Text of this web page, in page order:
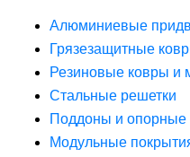
Алюминиевые
Грязезащитные
Резиновые ковры и
Стальные решетки
Поддоны и опорные
Модульные